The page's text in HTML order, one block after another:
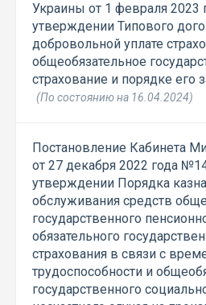
Украины от 1 февраля 2023
утверждении Типового
добровольной уплате
общеобязательное
страхование и порядке его
(По состоянию на 16.04.2024)
Постановление Кабинета
от 27 декабря 2022 года
утверждении Порядка
обслуживания средств
государственного
обязательного
страхования в связи с
трудоспособности и
государственного